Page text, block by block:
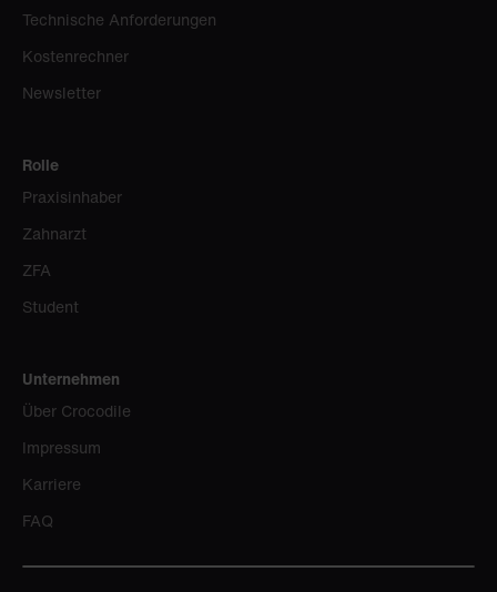
Technische Anforderungen
Kostenrechner
Newsletter
Rolle
Praxisinhaber
Zahnarzt
ZFA
Student
Unternehmen
Über Crocodile
Impressum
Karriere
FAQ